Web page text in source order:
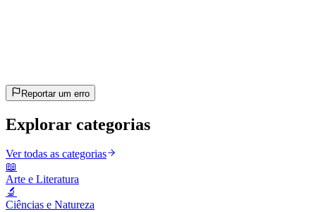
Reportar um erro
Explorar categorias
Ver todas as categorias
📖
Arte e Literatura
🔬
Ciências e Natureza